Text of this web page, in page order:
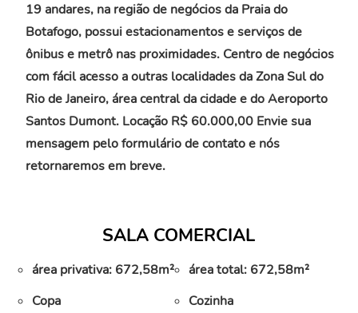
19 andares, na região de negócios da Praia do
Botafogo, possui estacionamentos e serviços de
ônibus e metrô nas proximidades. Centro de negócios
com fácil acesso a outras localidades da Zona Sul do
Rio de Janeiro, área central da cidade e do Aeroporto
Santos Dumont. Locação R$ 60.000,00 Envie sua
mensagem pelo formulário de contato e nós
retornaremos em breve.
SALA COMERCIAL
área privativa: 672,58m²
área total: 672,58m²
Copa
Cozinha